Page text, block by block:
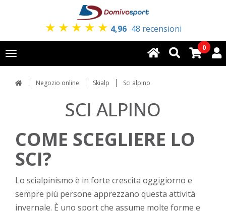
★ ★ ★ ★ ★ 4,96 48 recensioni
Toggle
navigation
0
Negozio online Skialp Sci alpino
SCI ALPINO
COME SCEGLIERE LO
SCI?
Lo scialpinismo è in forte crescita oggigiorno e
sempre più persone apprezzano questa attività
invernale. È uno sport che assume molte forme e